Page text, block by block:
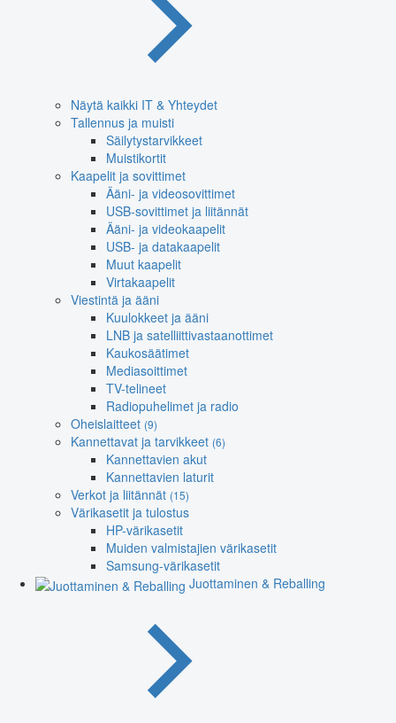
Näytä kaikki IT & Yhteydet
Tallennus ja muisti
Säilytystarvikkeet
Muistikortit
Kaapelit ja sovittimet
Ääni- ja videosovittimet
USB-sovittimet ja liitännät
Ääni- ja videokaapelit
USB- ja datakaapelit
Muut kaapelit
Virtakaapelit
Viestintä ja ääni
Kuulokkeet ja ääni
LNB ja satelliittivastaanottimet
Kaukosäätimet
Mediasoittimet
TV-telineet
Radiopuhelimet ja radio
Oheislaitteet (9)
Kannettavat ja tarvikkeet (6)
Kannettavien akut
Kannettavien laturit
Verkot ja liitännät (15)
Värikasetit ja tulostus
HP-värikasetit
Muiden valmistajien värikasetit
Samsung-värikasetit
Juottaminen & Reballing